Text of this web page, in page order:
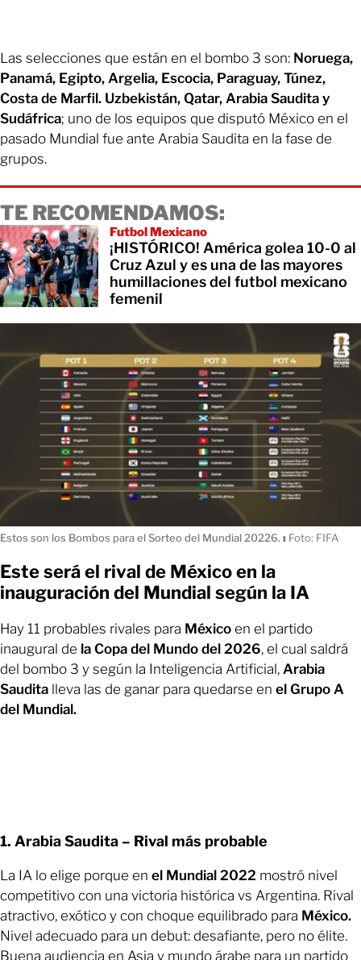
Las selecciones que están en el bombo 3 son: Noruega,
Panamá, Egipto, Argelia, Escocia, Paraguay, Túnez,
Costa de Marfil. Uzbekistán, Qatar, Arabia Saudita y
Sudáfrica; uno de los equipos que disputó México en el
pasado Mundial fue ante Arabia Saudita en la fase de
grupos.
TE RECOMENDAMOS:
Futbol Mexicano
¡HISTÓRICO! América golea 10-0 al
Cruz Azul y es una de las mayores
humillaciones del futbol mexicano
femenil
Estos son los Bombos para el Sorteo del Mundial 20226. ı Foto: FIFA
Este será el rival de México en la
inauguración del Mundial según la IA
Hay 11 probables rivales para México en el partido
inaugural de la Copa del Mundo del 2026, el cual saldrá
del bombo 3 y según la Inteligencia Artificial, Arabia
Saudita lleva las de ganar para quedarse en el Grupo A
del Mundial.
1. Arabia Saudita – Rival más probable
La IA lo elige porque en el Mundial 2022 mostró nivel
competitivo con una victoria histórica vs Argentina. Rival
atractivo, exótico y con choque equilibrado para México.
Nivel adecuado para un debut: desafiante, pero no élite.
Buena audiencia en Asia y mundo árabe para un partido